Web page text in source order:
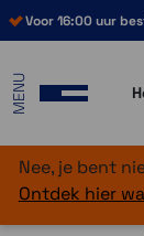
Voor 16:00 uur
MENU
Nee, je bent
Ontdek hier